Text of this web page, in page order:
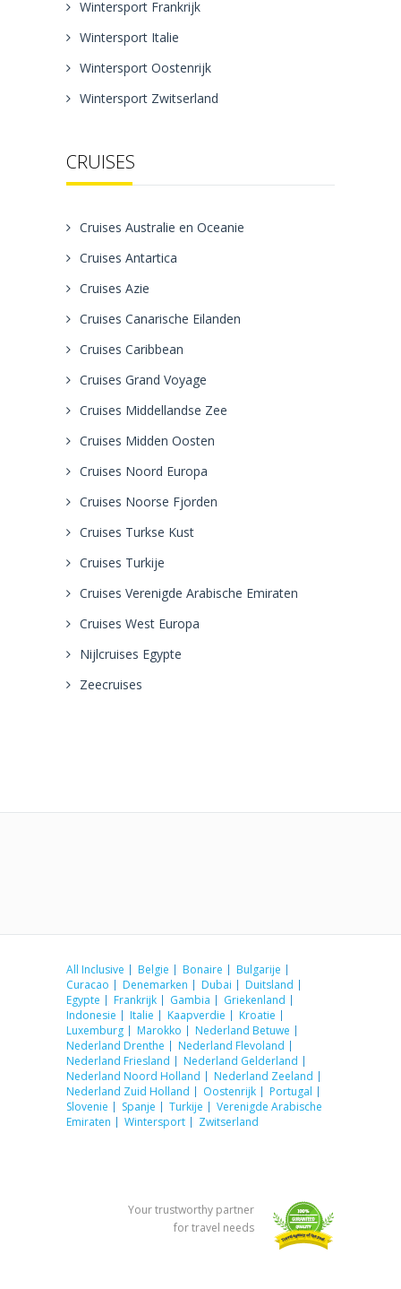
Wintersport Frankrijk
Wintersport Italie
Wintersport Oostenrijk
Wintersport Zwitserland
CRUISES
Cruises Australie en Oceanie
Cruises Antartica
Cruises Azie
Cruises Canarische Eilanden
Cruises Caribbean
Cruises Grand Voyage
Cruises Middellandse Zee
Cruises Midden Oosten
Cruises Noord Europa
Cruises Noorse Fjorden
Cruises Turkse Kust
Cruises Turkije
Cruises Verenigde Arabische Emiraten
Cruises West Europa
Nijlcruises Egypte
Zeecruises
All Inclusive Belgie Bonaire
Bulgarije
Curacao
Denemarken Dubai
Duitsland
Egypte
Frankrijk Gambia
Griekenland
Indonesie
Italie Kaapverdie
Kroatie
Luxemburg
Marokko
Nederland Betuwe
Nederland Drenthe
Nederland Flevoland
Nederland Friesland
Nederland Gelderland
Nederland Noord Holland
Nederland Zeeland
Nederland Zuid Holland
Oostenrijk
Portugal
Slovenie
Spanje Turkije
Verenigde Arabische
Emiraten
Wintersport Zwitserland
Your trustworthy partner
for travel needs